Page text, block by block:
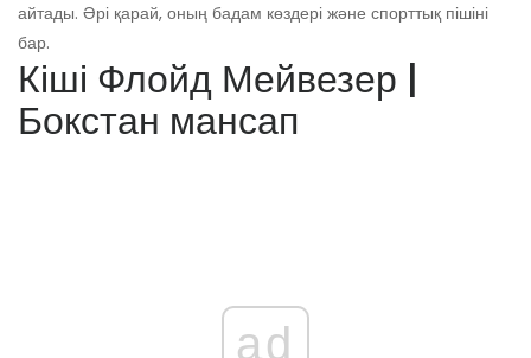
айтады. Әрі қарай, оның бадам көздері және спорттық пішіні
бар.
Кіші Флойд Мейвезер |
Бокстан мансап
ad